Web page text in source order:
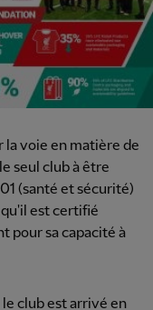
la voie en matière de
seul club à être
(santé et sécurité)
est certifié
pour sa capacité à
club est arrivé en